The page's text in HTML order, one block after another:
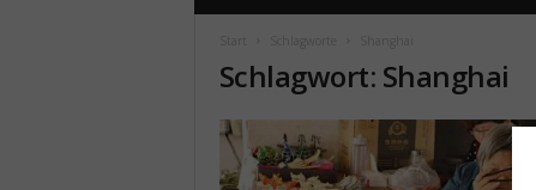
A
Schlagwort: Shanghai